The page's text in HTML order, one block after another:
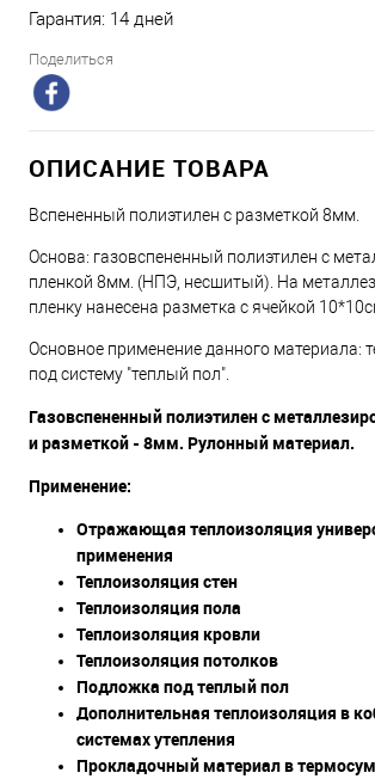
Гарантия: 14 дней
Поделиться
ОПИСАНИЕ ТОВАРА
Вспененный полиэтилен с разметкой 8мм.
Основа: газовспененный полиэтилен с
пленкой 8мм. (НПЭ, несшитый). На
пленку нанесена разметка с ячейкой
Основное применение данного материала:
под систему "теплый пол".
Газовспененный полиэтилен с
и разметкой - 8мм. Рулонный материал.
Применение:
Отражающая теплоизоляция
применения
Теплоизоляция стен
Теплоизоляция пола
Теплоизоляция кровли
Теплоизоляция потолков
Подложка под теплый пол
Дополнительная теплоизоляция в
системах утепления
Прокладочный материал в